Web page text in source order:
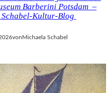
Barberini Potsdam –
Kultur-Blog
vonMichaela Schabel